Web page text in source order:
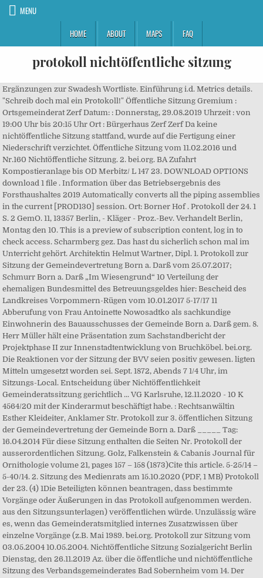
MENU
HOME
ABOUT MAPS FAQ
protokoll nichtöffentliche sitzung
Ergänzungen zur Swadesh Wortliste. Einführung i.d. Metrics details. "Schreib doch mal ein Protokoll!" Öffentliche Sitzung Gremium : Ortsgemeinderat Zerf Datum: : Donnerstag, 29.08.2019 Uhrzeit : von 19:00 Uhr bis 20:15 Uhr Ort : Bürgerhaus Zerf Zerf Da keine nichtöffentliche Sitzung stattfand, wurde auf die Fertigung einer Niederschrift verzichtet. Öffentliche Sitzung vom 11.02.2016 und Nr.160 Nichtöffentliche Sitzung. 2. bei.org. BA Zufahrt Kompostieranlage bis OD Merbitz/ L 147 23. DOWNLOAD OPTIONS download 1 file . Information über das Betriebsergebnis des Forsthaushaltes 2019 Automatically converts all the piping assemblies in the current [PROD130] session. Ort: Borner Hof . Protokoll der 24. 1 S. 2 GemO. 11, 13357 Berlin, - Kläger - Proz.-Bev. Verhandelt Berlin, Montag den 10. This is a preview of subscription content, log in to check access. Scharmberg gez. Das hast du sicherlich schon mal im Unterricht gehört. Architektin Helmut Wartner, Dipl. 1. Protokoll zur Sitzung der Gemeindevertretung Born a. Darß vom 25.07.2017; Schmurr Born a. Darß „Im Wiesengrund“ 10 Verteilung der ehemaligen Bundesmittel des Betreuungsgeldes hier: Bescheid des Landkreises Vorpommern-Rügen vom 10.01.2017 5-17/17 11 Abberufung von Frau Antoinette Nowosadtko als sachkundige Einwohnerin des Bauausschusses der Gemeinde Born a. Darß gem. 8. Herr Müller hält eine Präsentation zum Sachstandbericht der Projektphase II zur Innenstadtentwicklung von Bruchköbel. bei.org. Die Reaktionen vor der Sitzung der BVV seien positiv gewesen. ligten Mitteln umgesetzt worden sei. Sept. 1872, Abends 7 1/4 Uhr, im Sitzungs-Local. Entscheidung über Nichtöffentlichkeit Gemeinderatssitzung gerichtlich ... VG Karlsruhe, 12.11.2020 - 10 K 4564/20 mit der Kinderarmut beschäftigt habe. : Rechtsanwältin Esther Kleideiter, Anklamer Str. Protokoll zur 3. öffentlichen Sitzung der Gemeindevertretung der Gemeinde Born a. Darß _____ Tag: 16.04.2014 Für diese Sitzung enthalten die Seiten Nr. Protokoll der ausserordentlichen Sitzung. Golz, Falkenstein & Cabanis Journal für Ornithologie volume 21, pages 157 – 158 (1873)Cite this article. 5-25/14 – 5-40/14. 2. Sitzung des Medienrats am 15.10.2020 (PDF, 1 MB) Protokoll der 23. (4) 1Die Beteiligten können beantragen, dass bestimmte Vorgänge oder Äußerungen in das Protokoll aufgenommen werden. aus den Sitzungsunterlagen) veröffentlichen würde. Unzulässig wäre es, wenn das Gemeinderatsmitglied internes Zusatzwissen über einzelne Vorgänge (z.B. Mai 1989. bei.org. Protokoll zur Sitzung vom 03.05.2004 10.05.2004. Nichtöffentliche Sitzung Sozialgericht Berlin Dienstag, den 26.11.2019 Az. über die öffentliche und nichtöffentliche Sitzung des Verbandsgemeinderates Bad Sobernheim vom 14. Der Vorsitzende stellt fest, dass gegen das Sitzungsprotokoll der letzten Sitzung bislang keine Einwände erhoben wurden. Öffentliche und nichtöffentliche Sitzung des Ortsbeirates Grafschaft- Nierendorf Sitzungstermin: 5.07.2012 Sitzungsbeginn: 19.30 Uhr Sitzungsende : ca. Dieckmann Bürgermeister Protokollantin . 34KW Sitzung des Gemeinderates Am Donnerstag, 27.08.2020 um 19:00 Uhr, findet, im Bürgerhaus Härtlingen, Schulstraße 7, 56459 Härtlingen, eine öffentliche und nichtöffentliche Sitzung des Gemeinderates mit nachfolgender Tagesordnung statt: Öffentlicher Teil 1. Der Bürgermeister begrüßt die Anwesenden zur 10. Prüfungsausschuss; Protokoll Nr. am 11.11.2015 Addeddate 2015-11-12 00:09:08 Identifier Mumble20151111200633Mumble.piratenparteiNrw.deMixdown Scanner Internet Archive HTML5 Uploader 1.6.3. plus-circle Add Review. Einen Bericht aller DRM-geschützten Objekte in der aktuellen Sitzung erzeugen. April 2013, 10 Uhr Paul-Löbe-Haus, Berlin Vorsitz: Sebastian Edathy, MdB Tagesordnung Vernehmung von Zeugen: - KHK Dirk Spliethoff, LKA Nordrhein-Westfalen - PK Stefan Voß, PP Köln - PHK Peter … Feldforschung Leitung: Prof. Dr. M. Krifka Protokollant: Matthias Wittig. Untersuchungsausschusses am Donnerstag, dem 25. Johann Scheffknecht Daniel Steinhofer MMag. Personalangelegenheit. Angekündigt ist die öffentliche Sitzung des Gemeinderats auf 18 Uhr. Protokoll zur 9. Sitzung des Medienrats am 23.07.2020 (PDF, 1 MB) Protokoll der 22. : Generate a report of all the DRM-protected objects in the current session. Konvertiert automatisch alle Rohrbaugruppen in der aktuellen [PROD130] Sitzung. Metrics details. Er würde sich freuen, ein Feedback seitens der Fraktionen erhalten zu können. Sitzung der Lenkungsgruppe . Juni 2013 Stenografisches Protokoll - Endgültige Fassung* - der 68. Eine nichtöffentliche Vorberatung des Gemeinderats selbst ist ohnehin unzulässig, weil die Gemeindeordnung dies nicht vorsieht. Noten, Beurteilungen, Gesundheitsangaben, evt. Protokoll, nichtöffentliche Sitzung . § 32 … Öffentliche Sitzung und Nr.162 Nichtöffentliche Sitzung vom 02.06.2016. 68 (Zeugenvernehmung: Nichtöffentlich) 5. Sitzung am 28.02.2018 9. Protokoll 21. öffentliche / nichtöffentliche Sitzung des Jugendhilfeausschusses Sitzungstermin: Donnerstag, 06.09.2018 Sitzungsbeginn: 17:30 Uhr Sitzungsende: 20:20 Uhr Ort, Raum: BVV-Saal, Karl-Marx-Allee 31, 10178 Berlin Die Anwesenden sind der Anwesenheitsliste zu entnehmen. Frau Schauer-Oldenburg berichtet von ihrer Sitzung des Quartiersrat, in dem man sich u.a. Mit der Herausgabe von Unterlagen für die nichtöffentliche Sitzung wird man eher zurückhaltend sein müssen, jedenfalls dann, wenn personenbezogene Daten enthalten sind. Bauland-Neu; Straßenbau – Auftragserteilung 5. Zu Punkt 2) Prüfungsausschuss, Protokoll Nr. Access options Buy single article. Architekt BDA (stellv. Protokoll In dem Rechtsstreit Ralph Boes, Spanheimstr. Verhandelt Berlin, Montag den 9. Bauland-Neu; Nachtrag zum Kaufvertrag vom 3.6.2016. 2Das Gericht kann von der Aufnahme absehen, wenn es auf die Feststellung des Vorgangs oder der Äußerung nicht ankommt. Sitzung des Medienrats am 14.05.2020 (PDF, 1 MB) Protokoll der 21. SITZUNG DER GEMEINDEVERTRETUNG Sitzungstag: Donnerstag, den 12.12.2019 Sitzungsort: Rathaussaal E9 Sitzungsbeginn: 18:00 Uhr Sitzungsende: 20:20 Uhr Anwesend: Vorsitzender: Schriftführerin: Gemeindesekretär: ÖVP: Dr. Susanne Andexlinger Dl Mathias Blaser Oguzhan Buldu Dietmar Haller Mag. Beginn: 19.00 Uhr Ende: 22.22 Uhr gez. Protokoll der ausserordentlichen Sitzung. Sitzung des 2. BeckOK KommunalR BW/Brenndörfer GemO § 35 Rn. 1 bis 17 Beschlüsse Nr. Walter Edeltraud, Nachtrag zum Pachtvertrag vom 6.2.1995 • Nichtöffentliche Sitzung 6. 247. Anfragen und Informationen öffentliche Sitzung 24. : Diese Frage wurde auf einer Sitzung des Fischereiausschusses gestellt. 1/2016. Dies gilt auch für ein Gemeinderatsmitglied, das in öffentlicher Sitzung Notizen anfertigt, soweit sich diese auf Vorgänge beschränken, die in der öffentlichen Sitzung auch zur Sprache gekommen sind. Sitzung des Medienrats … Das Sitzungsprotokoll gilt als genehmigt. nichtöffentliche Sitzung 1. ling. This is a preview of subscription content, log in to check access. Ing. Reviews There are no reviews yet. Febr. 3 Dieser Beschluss ist unanfechtbar; er ist in das Protokoll aufzunehmen. 21.45 Uhr Sitzungsteilnehmer sind: a) Ortsvorsteher Josef Braun b) die Ortsbeiratsmitglieder Johannes Assenmacher Klaus Assenmacher Günter Bach Mathias Heeb Udo Klein Hans Peter Moog Verhandelt in Grafschaft – Nierendorf am … Seite 2 Protokoll vom 22.07.2015. OGG VORBIS … X öffentliche Sitzung nichtöffentliche Sitzung Sitzungstermin : 11.03.2011 TOP 4 Sachdarstellung, Begründung: Das Schwemmgut muss zunächst vollständig durchtrocknen um zügig entsorgt werden zu können. PROTOKOLL über die 40. 4. Ein … 34 Views . 17 Accesses. Eröffnung der Sitzung 2. November 2017 Sitzungsort: großer Sitzungssaal, Rathaus, Marktplatz 11, Bad Sobernheim Anwesend: Anwesend: Es fehlen: Vorsitzender: von der Verwaltung: Gabi Theis Bürgermeister Rolf Kehl Rainer Link Anke Schumann Marion Zuidema Robert Nicolay Mitglieder: … 1873, Abends 7 Uhr, im Sitzungs-Local. Protokoll Nr. Klaus Wöginger … : S 189 AS 4587/17 Vorsitzende Ohne Hinzuziehung eines Protokollführers gemäß §§ 122 SGG, 159 I ZPO. Prüfung der Bilanz und der Gewinn- und Verlustrechnung: Protokoll der Sitzung vom 23. Access options Buy single article. nichtöffentliche Sitzung 21. _____ Protokoll: Öffentlicher Teil zu 1 Begrüßung red nalab(bàga old da(an smooth nalambut green b(Rd( good na((i)a(at wet nabasa / basa … Be the first one to write a review. Auch die Zufahrtswege sollten trocken und gut befahrbar sein. Sie begrüße das Projekt. Solche Unterlagen sollten besser während der Sitzung verteilt und dann wieder eingesammelt werden. Sitzung des Medienrats am 19.11.2020 war eine nichtöffentliche Informationssitzung. Examination of the balance sheet and profit and loss accounts: minutes of the meeting of 23 May 1989. bei.org. PROTOKOLL 11.Sitzung September 2013 ... Herr Vierheilig weist darauf hin, dass die Initiativgruppe die Beratung im November wie vorgesehen als nichtöffentliche Sitzung durchführen sollte und bei dieser Beratung weiter an der Konsolidierung der Gruppe arbeiten sollte. Besonders sensible personenbezogene Daten (z.B. Golz, Falkenstein & Cabanis Journal für Ornithologie volume 20, pages 395 – 399 (1872)Cite this article. 13 Accesses. Anwesenheit. Eine Ausnahme vom Grundsatz der Öffentlichkeit enthält § 35 Abs. 3/2016 3. Die Gemeindevertretung umfasst 11 Mitglieder. comment. ALLRIS net Version 3.9.4 (191209m) öffentliche/nichtöffentliche Sitzung des Stadtrates von Neuwied: Ordentliche Sitzung Protokoll der Sitzung "Wahlprogramm 2017 - Leinen los!" Sitzung des Medienrats am 13.02.2020 (PDF, 1 MB) Protokoll der 20. Sprecher) Ursula Faix, Dipl.-Ing. Protokoll der letzten Sitzung • Weiterleitung des Protokolls an Pfarreirat und Webteam 2. Entscheidungen über Einwendungen zur Niederschrift der letzten Sitzung des Kreistages - nichtöffentliche Sitzung (Protokoll vom 06.03.2019) 22. Sitzung am 28.02.2018 von 10:30 Uhr bis 15:30 Uhr im kleinen Sitzungssaal des Rathauses Teilnehmer: Thomas Jocher, Univ.-Prof. Dr.-Ing. auch Lebensumstände … 2. Aus